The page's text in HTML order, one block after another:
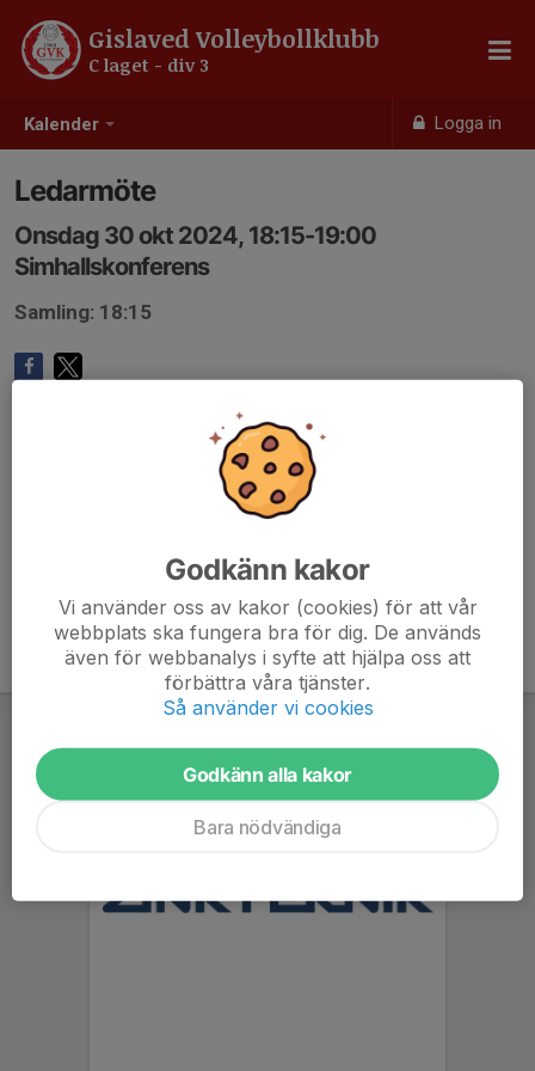
Kalender Logga in
Gislaved Volleybollklubb
C laget - div 3
Ledarmöte
Onsdag 30 okt 2024, 18:15-19:00
Simhallskonferens
Samling: 18:15
Godkänn kakor
Vi använder oss av kakor (cookies) för att vår
webbplats ska fungera bra för dig. De används
även för webbanalys i syfte att hjälpa oss att
förbättra våra tjänster.
Så använder vi cookies
Godkänn alla kakor
Bara nödvändiga